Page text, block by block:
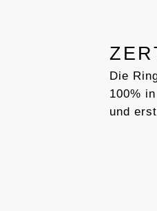
Die
100%
und